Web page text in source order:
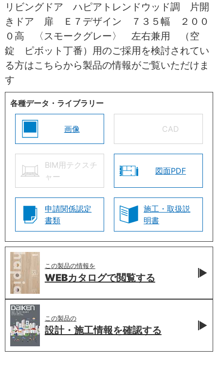
リビングドア ハピアトレンドウッド調 片開
きドア 扉 Ｅ７デザイン ７３５幅 ２００
０高 〈スモークグレー〉 左右兼用 （空
錠 ピボット丁番）用のご採用を検討されてい
る方はこちらから製品の情報がご覧いただけま
す
各種データ・ライブラリー
画像 CAD
BIM用テクスチ
ャー
図面PDF
申請関係認定
書類
施工・取扱説
明書
この製品の情報を
WEBカタログで閲覧する
この製品の
設計・施工情報を確認する